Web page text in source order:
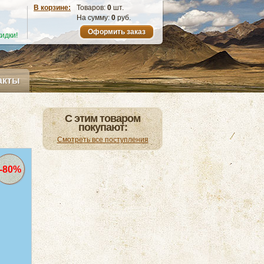
В корзине: Товаров: 0 шт.
На сумму: 0 руб.
Оформить заказ
80%
С этим товаром
покупают:
Смотреть все поступления